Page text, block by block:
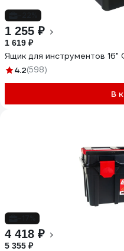
1 255 ₽
1 619 ₽
Ящик для инструментов 16"
4.2(598)
В
4 418 ₽
5 355 ₽